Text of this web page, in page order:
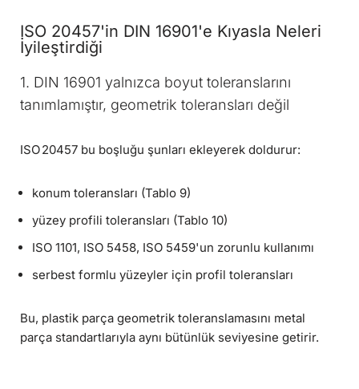
ISO 20457'in DIN 16901'e Kıyasla Neleri
İyileştirdiği
1. DIN 16901 yalnızca boyut toleranslarını
tanımlamıştır, geometrik toleransları değil
ISO 20457 bu boşluğu şunları ekleyerek doldurur:
konum toleransları (Tablo 9)
yüzey profili toleransları (Tablo 10)
ISO 1101, ISO 5458, ISO 5459'un zorunlu kullanımı
serbest formlu yüzeyler için profil toleransları
Bu, plastik parça geometrik toleranslamasını metal
parça standartlarıyla aynı bütünlük seviyesine getirir.